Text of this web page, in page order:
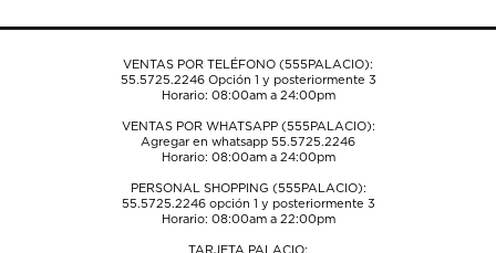
envío.envío.envío.envío.envío.
VENTAS POR TELÉFONO (555PALACIO):
55.5725.2246Opción 1 y posteriormente 3
Horario: 08:00am a 24:00pm
VENTAS POR WHATSAPP (555PALACIO):
Agregar en whatsapp 55.5725.2246
Horario: 08:00am a 24:00pm
PERSONAL SHOPPING (555PALACIO):
55.5725.2246opción 1 y posteriormente 3
Horario: 08:00am a 22:00pm
TARJETA PALACIO: